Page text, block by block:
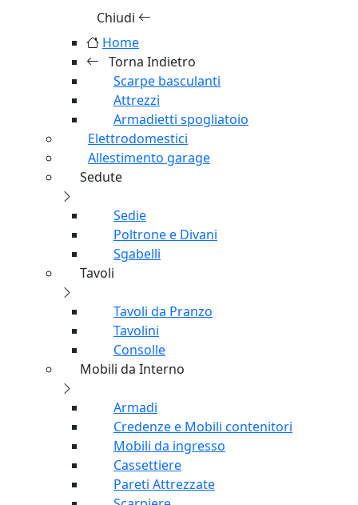
Interno
Zanzariere
Armadietti di sicurezza
Homegym
Menu
Home
Torna Indietro
Scarpe basculanti
Armadietti spogliatoio
Elettrodomestici
Allestimento garage
Sedie
Poltrone e Divani
Sgabelli